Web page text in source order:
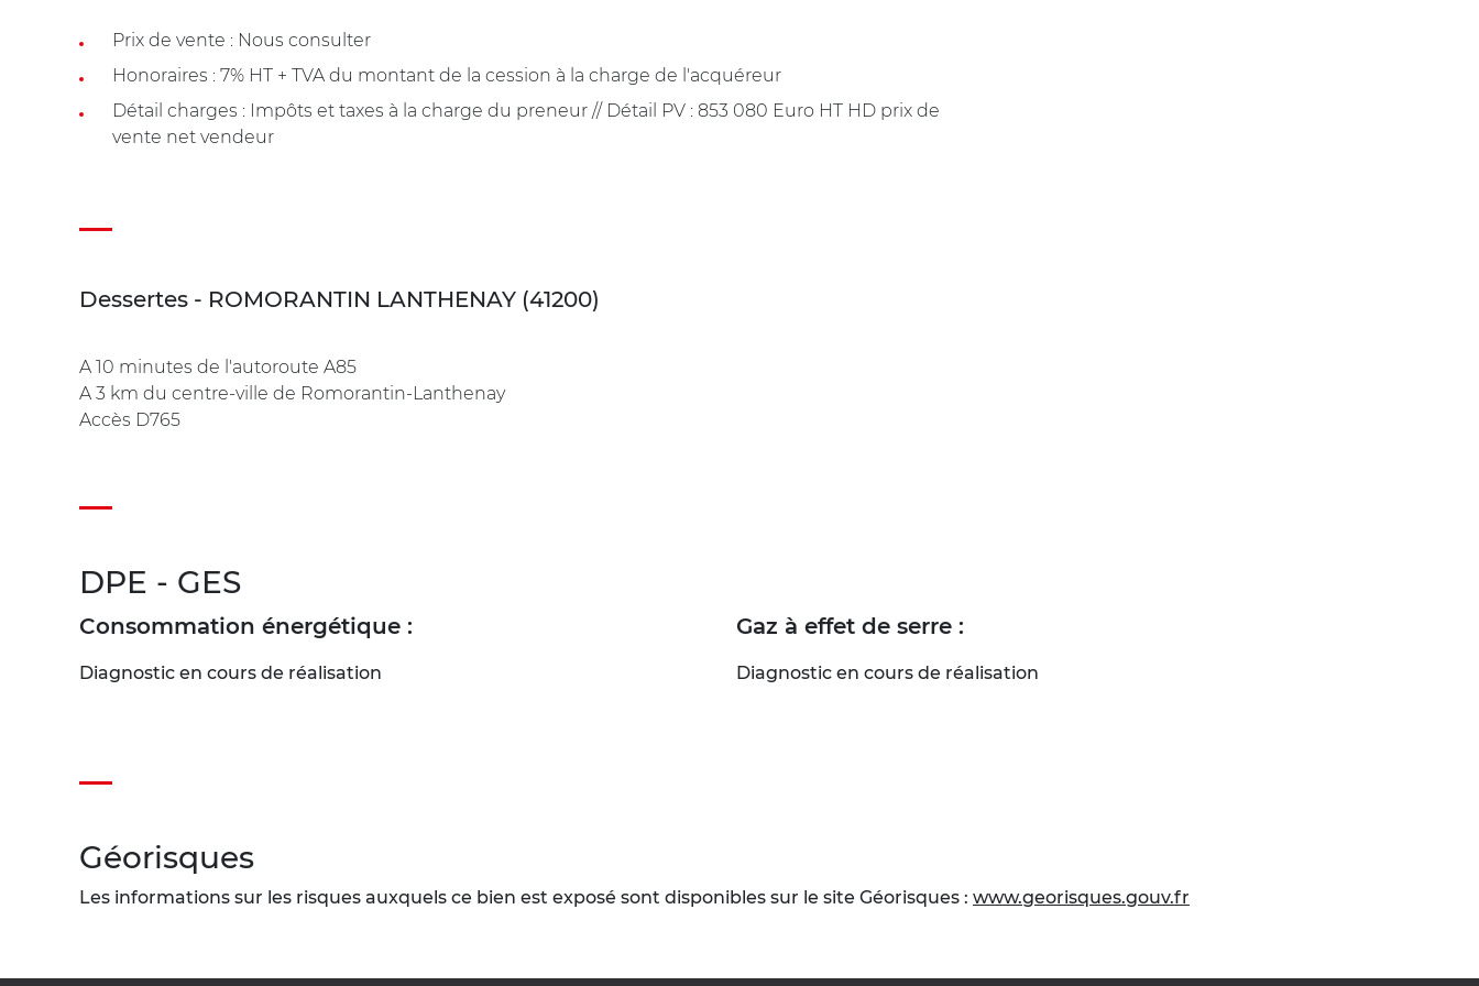
Prix de vente : Nous consulter
Honoraires : 7% HT + TVA du montant de la cession à la charge de l'acquéreur
Détail charges : Impôts et taxes à la charge du preneur // Détail PV : 853 080 Euro HT HD prix de
vente net vendeur
Dessertes - ROMORANTIN LANTHENAY (41200)
A 10 minutes de l'autoroute A85
A 3 km du centre-ville de Romorantin-Lanthenay
Accès D765
DPE - GES
Consommation énergétique :
Diagnostic en cours de réalisation
Gaz à effet de serre :
Diagnostic en cours de réalisation
Géorisques
Les informations sur les risques auxquels ce bien est exposé sont disponibles sur le site Géorisques : www.georisques.gouv.fr